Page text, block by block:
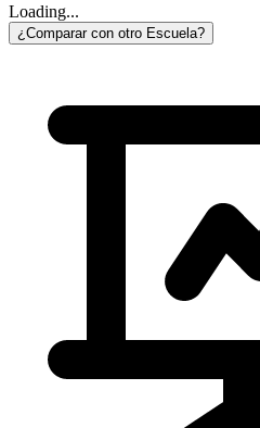
Loading...
¿Comparar con otro Escuela?